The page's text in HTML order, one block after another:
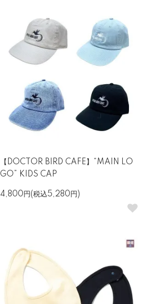
【DOCTOR BIRD CAFE】“MAIN LO
GO” KIDS CAP
4,800円(税込5,280円)